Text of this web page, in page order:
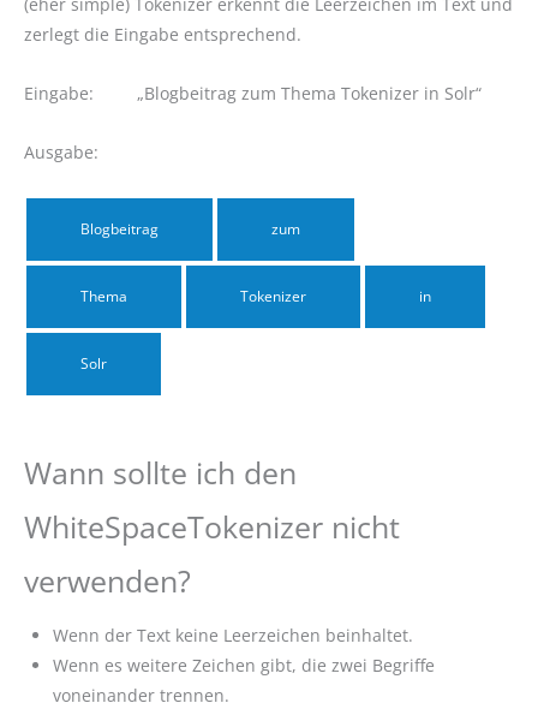
zerlegt die Eingabe entsprechend.
Eingabe: „Blogbeitrag zum Thema Tokenizer in Solr“
Ausgabe:
Blogbeitrag zum
Thema Tokenizer in
Solr
Wann sollte ich den
WhiteSpaceTokenizer nicht
verwenden?
Wenn der Text keine Leerzeichen beinhaltet.
Wenn es weitere Zeichen gibt, die zwei Begriffe
voneinander trennen.